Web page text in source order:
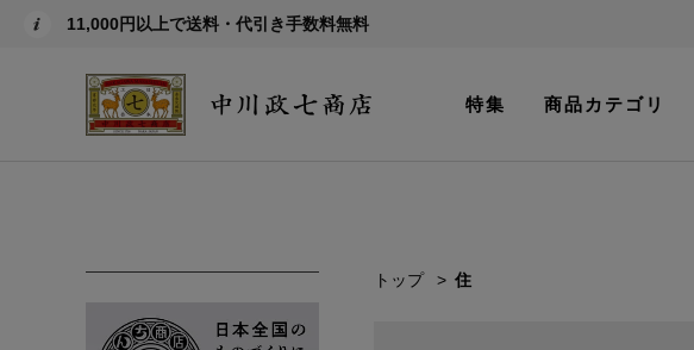
11,000円以上で送料・代引き手数料無料
特集 商品カテゴリ
トップ 住